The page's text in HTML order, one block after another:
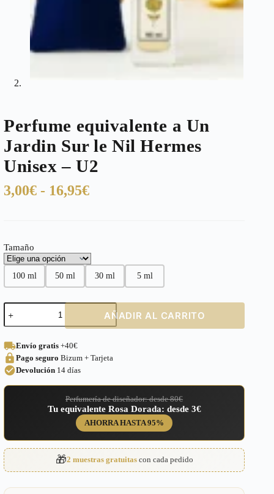
Perfume equivalente a Un
Jardin Sur le Nil Hermes
Unisex – U2
3,00€ - 16,95€Rango
3,00€
hasta
16,95€
Tamaño
100 ml 50 ml 30 ml 5 ml
Perfume
equivalente
a
Jardin
Sur
le
Hermes
AÑADIR AL CARRITO
Envío gratis +40€
Pago seguro Bizum + Tarjeta
Devolución 14 días
Perfumería de diseñador: desde 80€
Tu equivalente Rosa Dorada: desde 3€
AHORRA HASTA 95%
🎁2 muestras gratuitascon cada pedido